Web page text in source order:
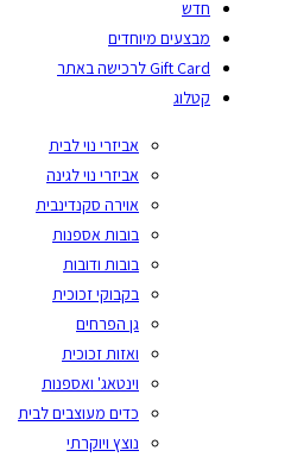
חדש
מבצעים מיוחדים
Gift Card לרכישה באתר
קטלוג
אביזרי נוי לבית
אביזרי נוי לגינה
אוירה סקנדינבית
בובות אספנות
בובות ודובות
בקבוקי זכוכית
גן הפרחים
ואזות זכוכית
וינטאג' ואספנות
כדים מעוצבים לבית
נוצץ ויוקרתי